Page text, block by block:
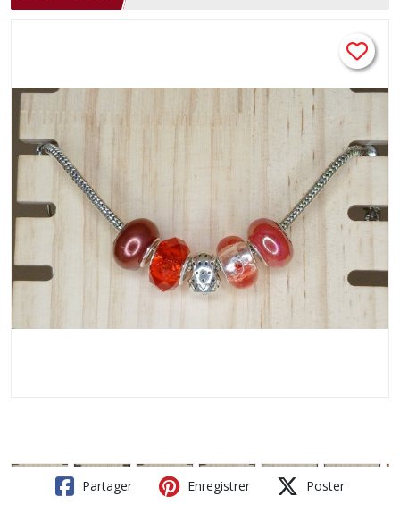
Partager Enregistrer Poster